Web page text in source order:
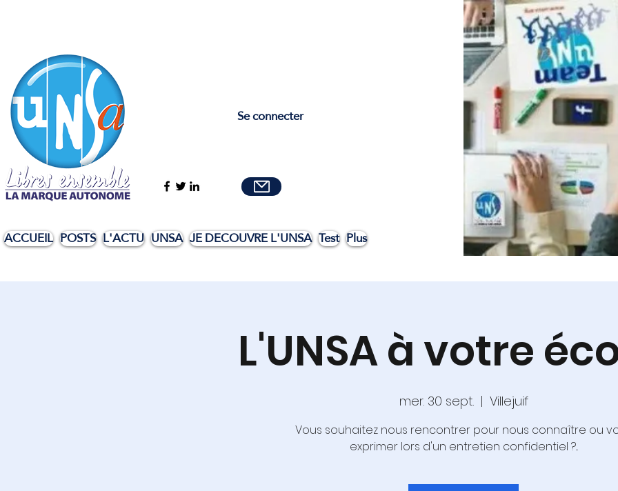
Se connecter
ACCUEIL POSTS L'ACTU UNSA JE DECOUVRE L'UNSA Test Plus
L'UNSA à votre
mer. 30 sept.
  |
Villejuif
Vous souhaitez nous rencontrer pour nous connaître ou
exprimer lors d'un entretien confidentiel ?...